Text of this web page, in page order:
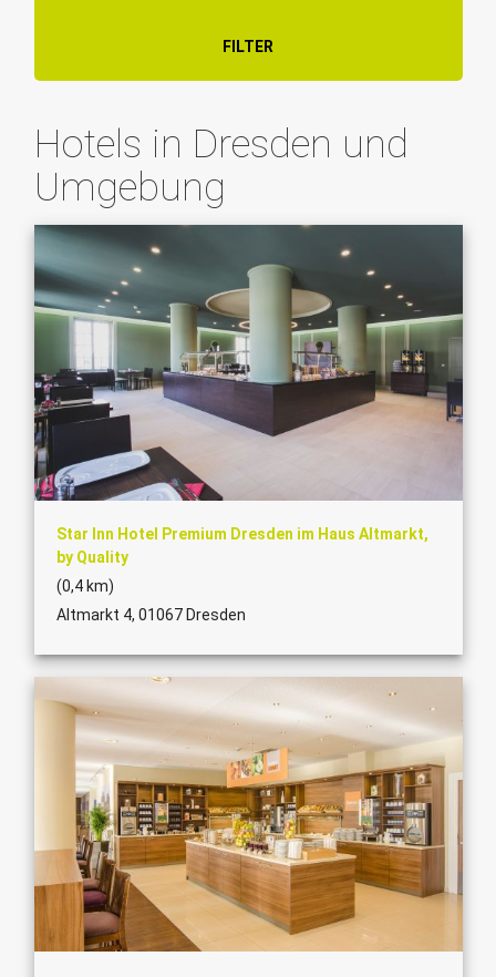
FILTER
Hotels in Dresden und
Umgebung
Star Inn Hotel Premium Dresden im Haus Altmarkt,
by Quality
(0,4 km)
Altmarkt 4, 01067 Dresden